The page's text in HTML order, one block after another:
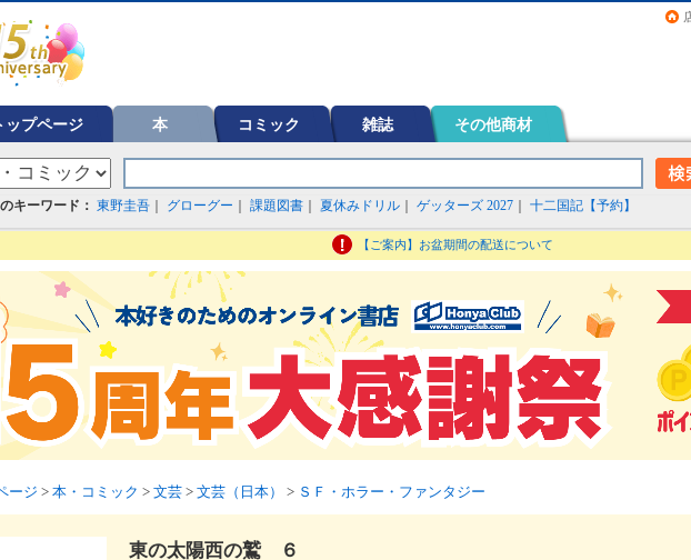
ップページ 本 コミック 雑誌 その他商材
キーワード： 東野圭吾 グローグー 課題図書 夏休みドリル ゲッターズ 2027 十二国記【予約】
【ご案内】お盆期間の配送について
ージ > 本・コミック > 文芸 > 文芸（日本） > ＳＦ・ホラー・ファンタジー
東の太陽西の鷲 ６